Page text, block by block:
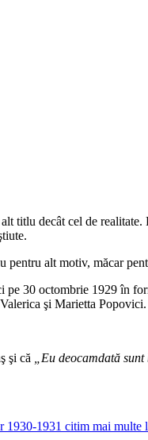
titlu decât cel de
pentru alt motiv, măcar
30 octombrie 1929 în
şi Marietta Popovici.
şi că „Eu deocamdată sunt
1930-1931 citim mai multe